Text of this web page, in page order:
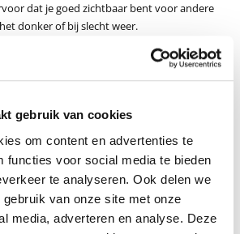
gebruik van cookies
om content en advertenties te
functies voor social media te bieden
te analyseren. Ook delen we
van onze site met onze
media, adverteren en analyse. Deze
dat je goed zichtbaar bent voor andere
donker of bij slecht weer.
duidelijke informatie
van de AGM GT250 geeft alle belangrijke
en het batterijniveau, zodat je altijd weet
is ontworpen om zeer weinig energie te
efficiënt mogelijk kunt rijden.
met groot rijbereik
met een krachtige uitneembare LG